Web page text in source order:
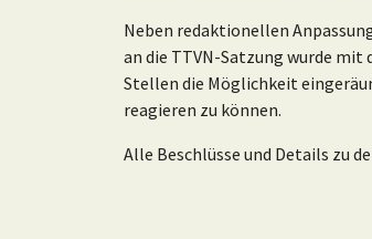
Neben redaktionellen
an die TTVN-Satzung wurde mit
Stellen die Möglichkeit
reagieren zu können.
Alle Beschlüsse und Details zu